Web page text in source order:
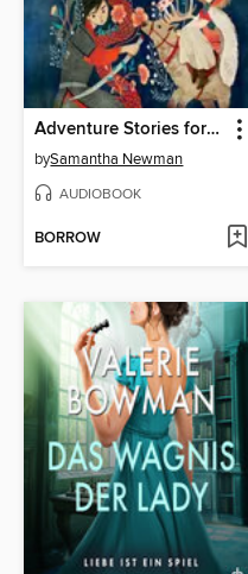
Adventure Stories for Daring Girls
bySamantha Newman
AUDIOBOOK
BORROW